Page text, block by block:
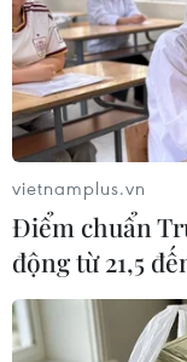
Theo dõi
TIN LIÊN
vietnamplus.vn
Điểm chuẩn
động từ 21,5